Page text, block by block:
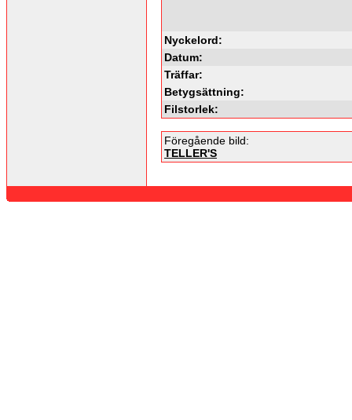
Nyckelord:
Datum:
Träffar:
Betygsättning:
Filstorlek:
Föregående bild:
TELLER'S